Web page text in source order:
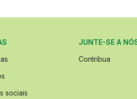
sociais
JUNTE-SE A
Contribua